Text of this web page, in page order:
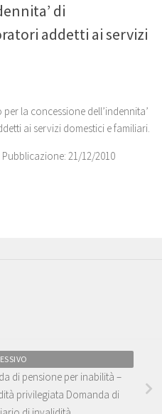
di
addetti ai servizi
la concessione dell’indennita’
ai servizi domestici e familiari.
Pubblicazione: 21/12/2010
di pensione per inabilità –
privilegiata Domanda di